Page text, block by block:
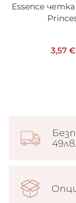
Essence
3,57 €
49лв.